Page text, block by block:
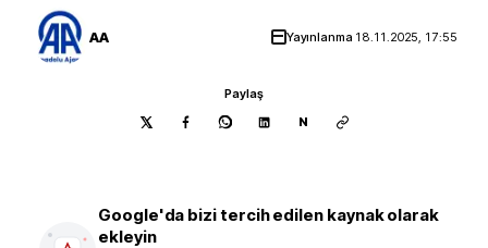
AA Yayınlanma 18.11.2025, 17:55
Paylaş
N
Google'da bizi tercih edilen kaynak olarak
ekleyin